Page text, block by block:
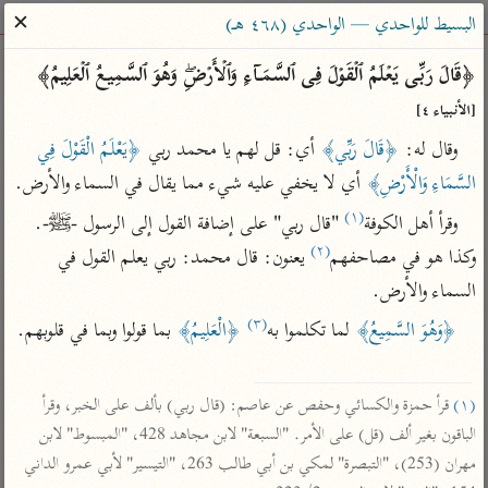
ساهم معنا في نشر القرآن والعلم الشرعي
الباحث القرآني
بحث تفسير معاجم
Type 2 or more characters for results.
Type 1 or more
characters for results.
أمّهات
تفسير الطبري
تفسير ابن كثير
تفسير القرطبي
تفسير البغوي
عامّة
فتح البيان للقنوجي
فتح القدير للشوكاني
موسوعات
معاصرة
المختصر في
تفسير السعدي
أيسر التفاسير
البسيط للواحدي — الواحدي (٤٦٨ هـ)
✕
﴿قَالَ رَبِّی یَعۡلَمُ ٱلۡقَوۡلَ فِی ٱلسَّمَاۤءِ وَٱلۡأَرۡضِۖ وَهُوَ ٱلسَّمِیعُ ٱلۡعَلِیمُ﴾
[الأنبياء ٤]
وقال له: ﴿قَالَ رَبِّي﴾ أي: قل لهم يا محمد ربي
السَّمَاءِ وَالْأَرْضِ﴾ أي لا يخفي عليه شيء مما يقال في السماء والأرض.
وقرأ أهل الكوفة(١)
وكذا هو في مصاحفهم(٢)
السماء والأرض.
﴿وَهُوَ السَّمِيعُ﴾ لما تكلموا به(٣) ﴿الْعَلِيمُ﴾ بما قولوا وبما في قلوبهم.
(١)